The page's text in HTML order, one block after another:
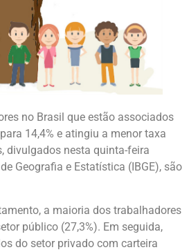
no Brasil que estão associados
14,4% e atingiu a menor taxa
divulgados nesta quinta-feira
Geografia e Estatística (IBGE), são
a maioria dos trabalhadores
público (27,3%). Em seguida,
do setor privado com carteira